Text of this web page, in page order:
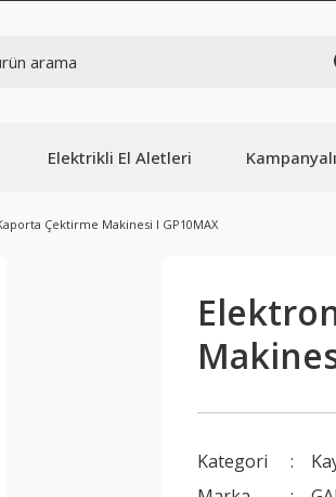
Elektrikli El Aletleri
Çektirme Makinesi I GP10MAX
Kategori